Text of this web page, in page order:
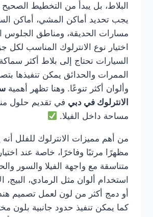
البلاط، بل يبدأ من التخطيط
يجب تحديد أماكن المشي، أماكن
مسارات الحديقة، ومناطق الجلوس
اختيار نوع الانترلوك المناسب لكل
السيارات تحتاج إلى بلاط أكثر سماكة
الممرات والحدائق يمكن تنفيذها
وألوان أكثر تنوعًا. وهنا تظهر أهمية
الانترلوك في دبي في تقديم حلول
مساحة داخل الفيلا.
من أهم مميزات الانترلوك للفلل أنه
مظهرًا مرتبًا وفاخرًا، خاصة عند
متناسقة مع واجهة الفيلا والسور
استخدام ألوان مثل الرمادي، البيج،
أو دمج أكثر من لون لعمل تصميم
كما يمكن تنفيذ حدود جانبية بلون